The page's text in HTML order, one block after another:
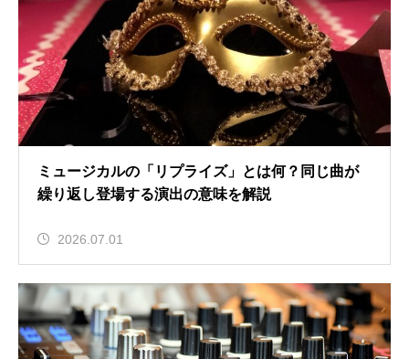
ミュージカルの「リプライズ」とは何？同じ曲が
繰り返し登場する演出の意味を解説
2026.07.01